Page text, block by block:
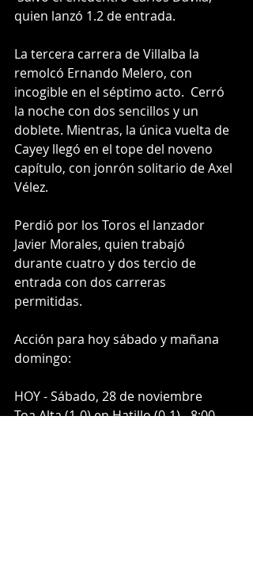
quien lanzó 1.2 de entrada.
La tercera carrera de Villalba la
remolcó Ernando Melero, con
incogible en el séptimo acto.  Cerró
la noche con dos sencillos y un
doblete. Mientras, la única vuelta de
Cayey llegó en el tope del noveno
capítulo, con jonrón solitario de Axel
Vélez.
Perdió por los Toros el lanzador
Javier Morales, quien trabajó
durante cuatro y dos tercio de
entrada con dos carreras
permitidas.
Acción para hoy sábado y mañana
domingo:
HOY - Sábado, 28 de noviembre
Toa Alta (1-0) en Hatillo (0-1) - 8:00